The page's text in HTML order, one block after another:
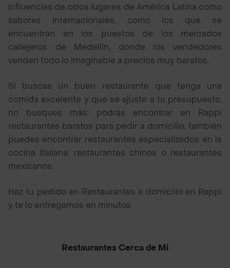
influencias de otros lugares de América Latina como
sabores internacionales, como los que se
encuentran en los puestos de los mercados
callejeros de Medellín, donde los vendedores
venden todo lo imaginable a precios muy baratos.
Si buscas un buen restaurante que tenga una
comida excelente y que se ajuste a tu presupuesto,
no busques más; podrás encontrar en Rappi
restaurantes baratos para pedir a domicilio, también
puedes encontrar restaurantes especializados en la
cocina italiana, restaurantes chinos o restaurantes
mexicanos.
Haz tu pedido en Restaurantes a domicilio en Rappi
y te lo entregamos en minutos
Restaurantes Cerca de Mi